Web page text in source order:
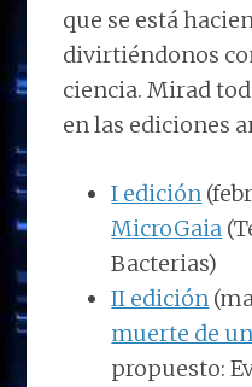
que se está
divirtiéndonos
ciencia. Mirad
en las ediciones
I edición
MicroGaia
Bacterias)
II edición
muerte de
propuesto: